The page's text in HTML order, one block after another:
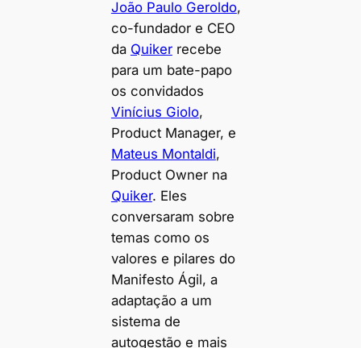
João Paulo Geroldo,
co-fundador e CEO
da Quikerrecebe
para um bate-papo
os convidados
Vinícius Giolo,
Product Manager, e
Mateus Montaldi,
Product Owner na
Quiker. Eles
conversaram sobre
temas como os
valores e pilares do
Manifesto Ágil, a
adaptação a um
sistema de
autogestão e mais